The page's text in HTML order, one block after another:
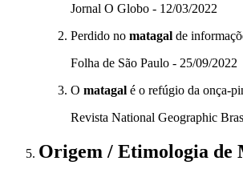
Jornal O Globo - 12/03/2022
Perdido no matagal de
Folha de São Paulo - 25/09/2022
O matagal é o refúgio da onça-
Revista National Geographic
Origem / Etimologia de